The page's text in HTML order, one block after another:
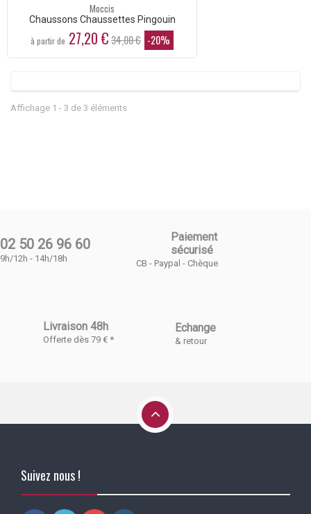
Moccis
Chaussons Chaussettes Pingouin
à partir de 27,20 €34,00 € -20%
Affichage 1 - 3 de 3 éléments
02 50 26 96 60
9h/12h - 14h/18h
Paiement
sécurisé
CB - Paypal - Chèque
Livraison 48h
Offerte dès 79 € *
Echange
& retour
Suivez nous !